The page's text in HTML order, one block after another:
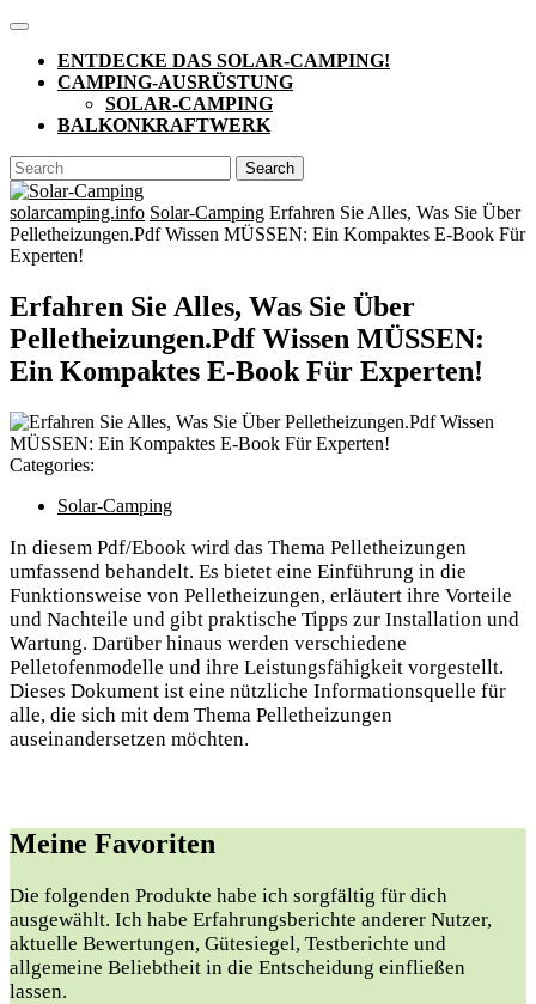
Skip
content
Open
ButtonENTDECKE DAS SOLAR-CAMPING!
CAMPING-AUSRÜSTUNG
SOLAR-CAMPING
BALKONKRAFTWERK
CLOSE
BUTTON
Search
for:
solarcamping.info Solar-Camping Erfahren Sie Alles, Was Sie Über
Pelletheizungen.Pdf Wissen MÜSSEN: Ein Kompaktes E-Book Für
Experten!
Erfahren Sie Alles, Was Sie Über
Pelletheizungen.Pdf Wissen MÜSSEN:
Ein Kompaktes E-Book Für Experten!
Categories:
Solar-Camping
In diesem Pdf/Ebook wird das Thema Pelletheizungen
umfassend behandelt. Es bietet eine Einführung in die
Funktionsweise von Pelletheizungen, erläutert ihre Vorteile
und Nachteile und gibt praktische Tipps zur Installation und
Wartung. Darüber hinaus werden verschiedene
Pelletofenmodelle und ihre Leistungsfähigkeit vorgestellt.
Dieses Dokument ist eine nützliche Informationsquelle für
alle, die sich mit dem Thema Pelletheizungen
auseinandersetzen möchten.
Meine Favoriten
Die folgenden Produkte habe ich sorgfältig für dich
ausgewählt. Ich habe Erfahrungsberichte anderer Nutzer,
aktuelle Bewertungen, Gütesiegel, Testberichte und
allgemeine Beliebtheit in die Entscheidung einfließen
lassen.